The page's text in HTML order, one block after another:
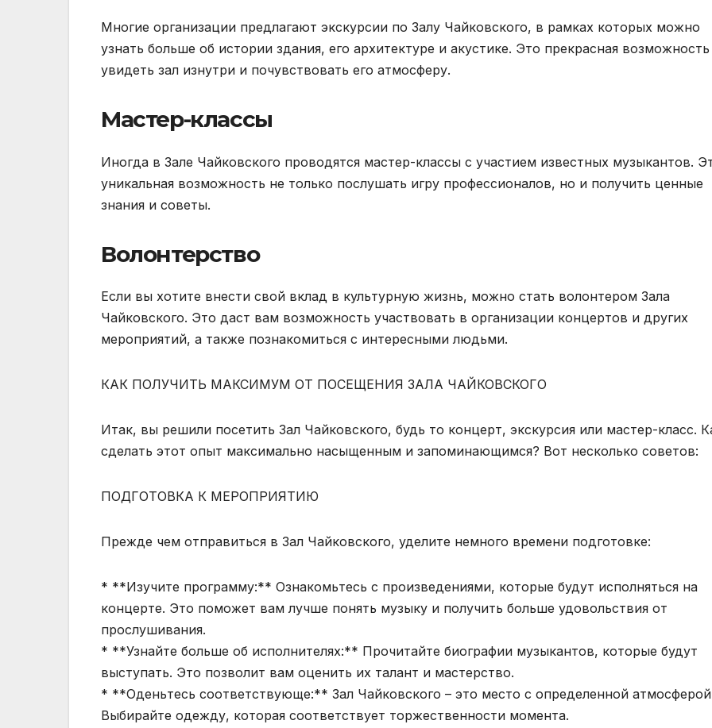
Многие организации предлагают экскурсии по Залу Чайковского, в рамках которых можно
узнать больше об истории здания, его архитектуре и акустике. Это прекрасная возможность
увидеть зал изнутри и почувствовать его атмосферу.
Мастер-классы
Иногда в Зале Чайковского проводятся мастер-классы с участием известных музыкантов.
уникальная возможность не только послушать игру профессионалов, но и получить ценные
знания и советы.
Волонтерство
Если вы хотите внести свой вклад в культурную жизнь, можно стать волонтером Зала
Чайковского. Это даст вам возможность участвовать в организации концертов и других
мероприятий, а также познакомиться с интересными людьми.
КАК ПОЛУЧИТЬ МАКСИМУМ ОТ ПОСЕЩЕНИЯ ЗАЛА ЧАЙКОВСКОГО
Итак, вы решили посетить Зал Чайковского, будь то концерт, экскурсия или мастер-класс.
сделать этот опыт максимально насыщенным и запоминающимся? Вот несколько советов:
ПОДГОТОВКА К МЕРОПРИЯТИЮ
Прежде чем отправиться в Зал Чайковского, уделите немного времени подготовке:
* **Изучите программу:** Ознакомьтесь с произведениями, которые будут исполняться на
концерте. Это поможет вам лучше понять музыку и получить больше удовольствия от
прослушивания.
* **Узнайте больше об исполнителях:** Прочитайте биографии музыкантов, которые будут
выступать. Это позволит вам оценить их талант и мастерство.
* **Оденьтесь соответствующе:** Зал Чайковского – это место с определенной
Выбирайте одежду, которая соответствует торжественности момента.